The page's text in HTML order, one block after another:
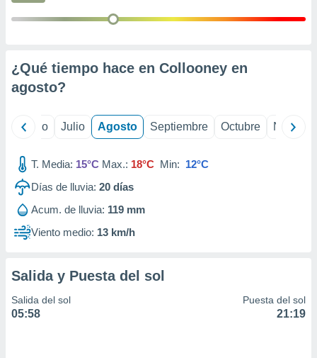
mediante
publicidad
publicidad
1199
¿Qué tiempo hace en Collooney en
agosto?
Junio Julio Agosto Septiembre Octubre
T. Media: 15°C Max.: 18°C Min: 12°C
Días de lluvia: 20 días
Acum. de lluvia: 119 mm
Viento medio: 13 km/h
Salida y Puesta del sol
Salida del sol
05:58
Puesta del sol
21:19